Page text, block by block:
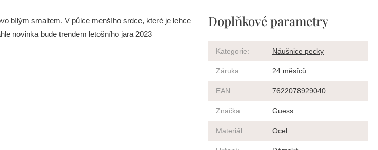
bílým smaltem. V půlce menšího srdce, které je lehce
novinka bude trendem letošního jara 2023
Doplňkové parametry
Kategorie: Náušnice pecky
Záruka: 24 měsíců
EAN: 7622078929040
Značka: Guess
Materiál: Ocel